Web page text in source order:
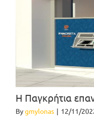
H Παγκρήτια
Bygmylonas | 12/11/